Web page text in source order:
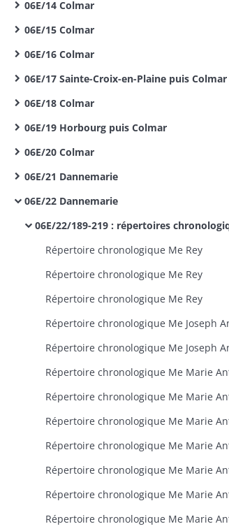
06E/14 Colmar
06E/15 Colmar
06E/16 Colmar
06E/17 Sainte-Croix-en-Plaine puis Colmar
06E/18 Colmar
06E/19 Horbourg puis Colmar
06E/20 Colmar
06E/21 Dannemarie
06E/22 Dannemarie
06E/22/189-219 : répertoires
Répertoire chronologique Me Rey
Répertoire chronologique Me Rey
Répertoire chronologique Me Rey
Répertoire chronologique Me Joseph
Répertoire chronologique Me Marie
Répertoire chronologique Me Marie
Répertoire chronologique Me Marie
Répertoire chronologique Me Marie
Répertoire chronologique Me Marie
Répertoire chronologique Me Marie
Répertoire chronologique Me Marie